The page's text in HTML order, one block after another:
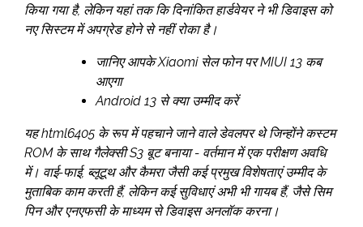
किया गया है, लेकिन यहां तक कि दिनांकित हार्डवेयर ने भी डिवाइस को
नए सिस्टम में अपग्रेड होने से नहीं रोका है।
जानिए आपके Xiaomi सेल फोन पर MIUI 13 कब
आएगा
Android 13 से क्या उम्मीद करें
यह html6405 के रूप में पहचाने जाने वाले डेवलपर थे जिन्होंने कस्टम
ROM के साथ गैलेक्सी S3 बूट बनाया - वर्तमान में एक परीक्षण अवधि
में। वाई-फाई, ब्लूटूथ और कैमरा जैसी कई प्रमुख विशेषताएं उम्मीद के
मुताबिक काम करती हैं, लेकिन कई सुविधाएं अभी भी गायब हैं, जैसे सिम
पिन और एनएफसी के माध्यम से डिवाइस अनलॉक करना।